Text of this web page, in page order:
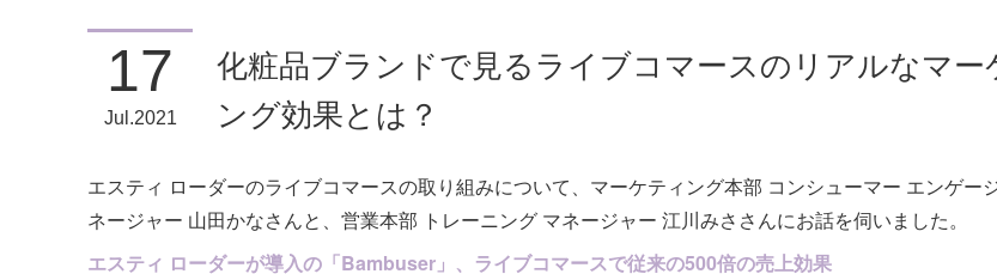
17
Jul 2021
化粧品ブランドで見るライブコマースのリアルなマー
ング効果とは？
エスティ ローダーのライブコマースの取り組みについて、マーケティング本部 コンシューマー エンゲー
ネージャー 山田かなさんと、営業本部 トレーニング マネージャー 江川みささんにお話を伺いました。
エスティ ローダーが導入の「Bambuser」、ライブコマースで従来の500倍の売上効果